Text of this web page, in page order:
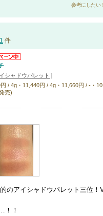
参考にしたい
件
シャドウパレット ]
/ 4g・11,440円 / 4g・11,660円 / -・
売)
のアイシャドウパレット三位！
！！